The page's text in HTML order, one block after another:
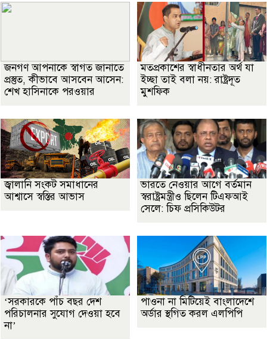
জনগণ আপনাকে স্বাগত জানাতে
প্রস্তুত, কীভাবে আসবেন আসেন:
শেখ হাসিনাকে পরওয়ার
মতপ্রকাশের স্বাধীনতার অর্থ যা
ইচ্ছা তাই বলা নয়: রাষ্ট্রদূত
মুশফিক
জ্বালানি সংকট সমাধানের
আশ্বাসে স্বস্তির আভাস
ভারতে নেওয়ার আগে বর্তমান
স্বরাষ্ট্রমন্ত্রীও ছিলেন টিএফআই
সেলে: চিফ প্রসিকিউটর
‘সরকারকে পাঁচ বছর দেশ
পরিচালনার সুযোগ দেওয়া হবে
না’
পাওনা না মিটিয়েই বাংলাদেশে
অর্ডার স্থগিত করল এলপিপি